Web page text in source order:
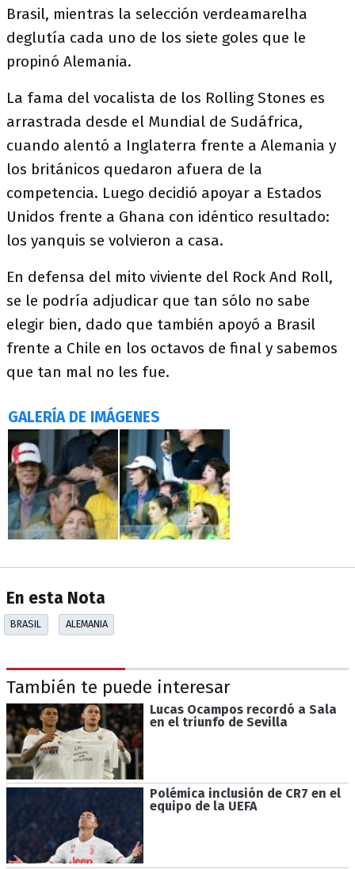
Brasil, mientras la selección verdeamarelha
deglutía cada uno de los siete goles que le
propinó Alemania.
La fama del vocalista de los Rolling Stones es
arrastrada desde el Mundial de Sudáfrica,
cuando alentó a Inglaterra frente a Alemania y
los británicos quedaron afuera de la
competencia. Luego decidió apoyar a Estados
Unidos frente a Ghana con idéntico resultado:
los yanquis se volvieron a casa.
En defensa del mito viviente del Rock And Roll,
se le podría adjudicar que tan sólo no sabe
elegir bien, dado que también apoyó a Brasil
frente a Chile en los octavos de final y sabemos
que tan mal no les fue.
GALERÍA DE IMÁGENES
En esta Nota
BRASIL ALEMANIA
También te puede interesar
Lucas Ocampos recordó a Sala
en el triunfo de Sevilla
Polémica inclusión de CR7 en el
equipo de la UEFA